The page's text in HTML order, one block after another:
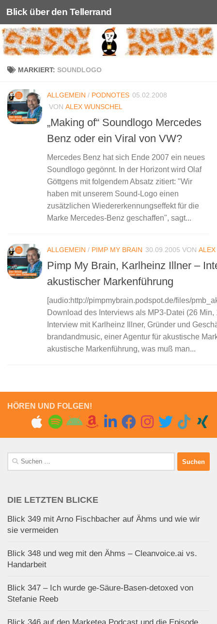
Unter dem Inhalt
Blick über den Tellerrand
MARKIERT: SOUNDLOGO
ALLGEMEIN / PODNOTES 05.02.2008
VON ALEX WUNSCHEL
„Making of“ Soundlogo Mercedes
Benz oder ein Viral von VW?
Mercedes Benz hat sich Ende 2007 ein neues
Soundlogo gegönnt. In der Horizont wird Olaf
Göttgens mit folgendem Absatz zitiert: "Wir
haben mit unserem Sound-Logo einen
zusätzlichen Wiedererkennungseffekt für die
Marke Mercedes-Benz geschaffen", sagt...
ALLGEMEIN / PIMP MY BRAIN 30.09.2005 VON
Pimp My Brain, Karlheinz Illner –
akustischer Markenführung
[audio:http://pimpmybrain.podspot.de/files/
Download des Interviews als MP3-Datei (26 Min,
Interview mit Karlheinz Illner, Gründer und
brandandmusic, einer Agentur für akustische
akustische Markenführung, was muß man...
HÖREN UND FOLGEN!
Suchen
nach:
DIE LETZTEN BLICKE
Blick 349 mit Arno Fischbacher auf Ähms und wie wir
sie vermeiden
Blick 348 und weg mit den Ähms – Cleanvoice.ai vs.
Handarbeit
Blick 347 – Ich wurde ge-Säure-Basen-detoxed von
Stefanie Reeb